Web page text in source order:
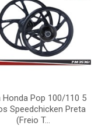
Honda Pop 100/110 5
Speedchicken Preta
(Freio T...